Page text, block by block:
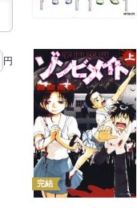
円
完結